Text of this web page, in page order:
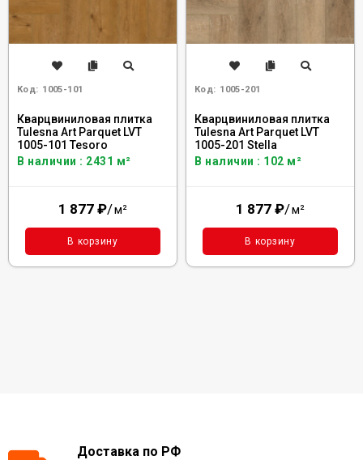
Код: 1005-101
Кварцвиниловая плитка
Tulesna Art Parquet LVT
1005-101 Tesoro
В наличии : 2431 м²
1 877 ₽/м²
В корзину
Код: 1005-201
Кварцвиниловая плитка
Tulesna Art Parquet LVT
1005-201 Stella
В наличии : 102 м²
1 877 ₽/м²
В корзину
Доставка по РФ